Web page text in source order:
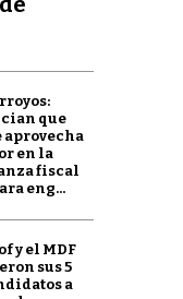
que
aprovecha
en la
fiscal
eng...
y el MDF
sus 5
a